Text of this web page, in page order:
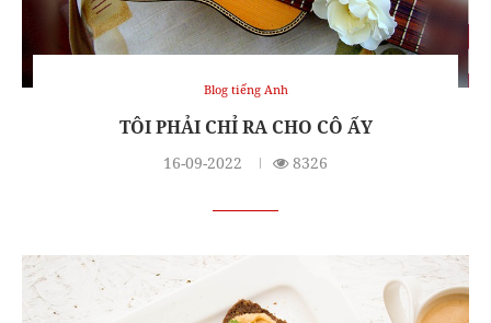
Blog tiếng Anh
TÔI PHẢI CHỈ RA CHO CÔ ẤY
16-09-2022 8326